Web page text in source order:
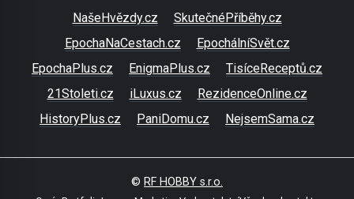
NašeHvězdy.cz
SkutečnéPříběhy.cz
EpochaNaCestach.cz
EpochálníSvět.cz
EpochaPlus.cz
EnigmaPlus.cz
TisíceReceptů.cz
21Stoleti.cz
iLuxus.cz
RezidenceOnline.cz
HistoryPlus.cz
PaniDomu.cz NejsemSama.cz
© RF HOBBY s.r.o.